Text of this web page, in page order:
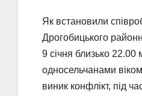
Як встановили
Дрогобицького
9 січня близько 22.00
односельчанами
виник конфлікт, під